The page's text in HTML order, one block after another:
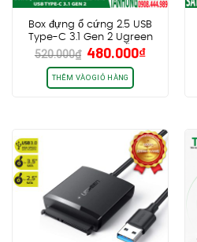
Box đựng ổ cứng 2.5 USB
Type-C 3.1 Gen 2 Ugreen
70499, Vỏ Nhôm, hỗ trợ
SSD/HDD lên đến 6TB
520.000₫ Giá
gốc
là:
520.000₫.
480.000₫Giá
THÊM VÀO GIỎ HÀNG